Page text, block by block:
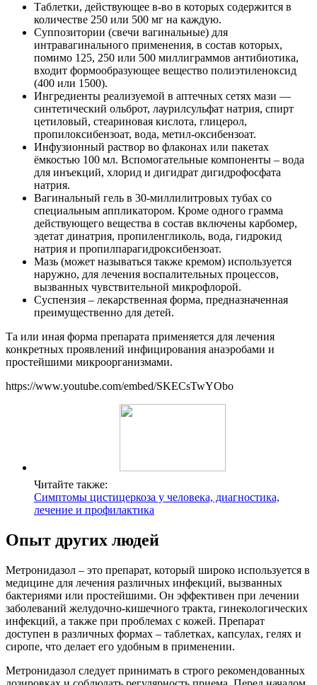
Таблетки, действующее в-во в которых содержится в
количестве 250 или 500 мг на каждую.
Суппозитории (свечи вагинальные) для
интравагинального применения, в состав которых,
помимо 125, 250 или 500 миллиграммов антибиотика,
входит формообразующее вещество полиэтиленоксид
(400 или 1500).
Ингредиенты реализуемой в аптечных сетях мази —
синтетический ольброт, лаурилсульфат натрия, спирт
цетиловый, стеариновая кислота, глицерол,
пропилоксибензоат, вода, метил-оксибензоат.
Инфузионный раствор во флаконах или пакетах
ёмкостью 100 мл. Вспомогательные компоненты – вода
для инъекций, хлорид и дигидрат дигидрофосфата
натрия.
Вагинальный гель в 30-миллилитровых тубах со
специальным аппликатором. Кроме одного грамма
действующего вещества в состав включены карбомер,
эдетат динатрия, пропиленгликоль, вода, гидрокид
натрия и пропилпарагидроксибензоат.
Мазь (может называться также кремом) используется
наружно, для лечения воспалительных процессов,
вызванных чувствительной микрофлорой.
Суспензия – лекарственная форма, предназначенная
преимущественно для детей.
Та или иная форма препарата применяется для лечения
конкретных проявлений инфицирования анаэробами и
простейшими микроорганизмами.
https://www.youtube.com/embed/SKECsTwYObo
Читайте также:
Симптомы цистицеркоза у человека, диагностика,
лечение и профилактика
Опыт других людей
Метронидазол – это препарат, который широко используется в
медицине для лечения различных инфекций, вызванных
бактериями или простейшими. Он эффективен при лечении
заболеваний желудочно-кишечного тракта, гинекологических
инфекций, а также при проблемах с кожей. Препарат
доступен в различных формах – таблетках, капсулах, гелях и
сиропе, что делает его удобным в применении.
Метронидазол следует принимать в строго рекомендованных